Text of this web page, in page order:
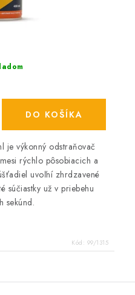
DO KOŠÍKA
výkonný odstraňovač
rýchlo pôsobiacich a
uvoľní zhrdzavené
súčiastky už v priebehu
sekúnd.
Kód: 99/1315